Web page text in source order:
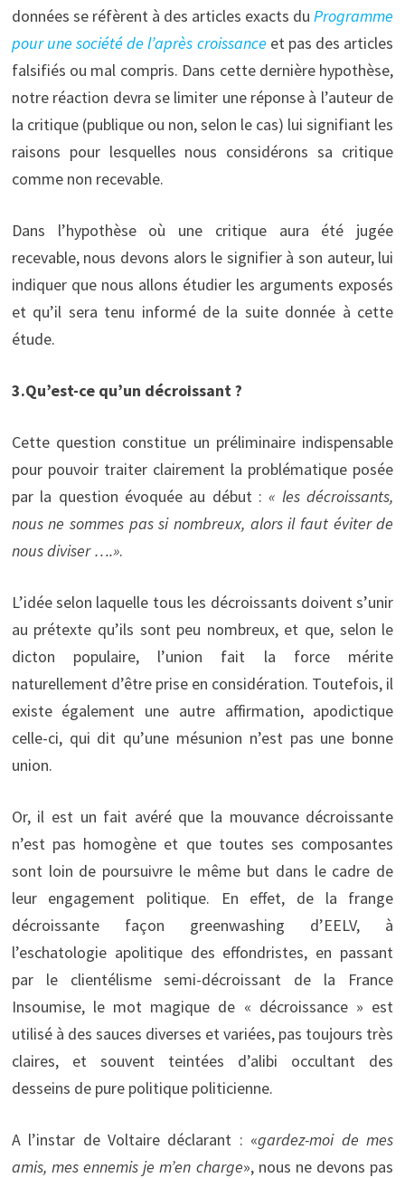
données se réfèrent à des articles exacts duProgramme
pour une société de l’après croissance et pas des articles
falsifiés ou mal compris. Dans cette dernière hypothèse,
notre réaction devra se limiter une réponse à l’auteur de
la critique (publique ou non, selon le cas) lui signifiant les
raisons pour lesquelles nous considérons sa critique
comme non recevable.
Dans l’hypothèse où une critique aura été jugée
recevable, nous devons alors le signifier à son auteur, lui
indiquer que nous allons étudier les arguments exposés
et qu’il sera tenu informé de la suite donnée à cette
étude.
3.Qu’est-ce qu’un décroissant ?
Cette question constitue un préliminaire indispensable
pour pouvoir traiter clairement la problématique posée
par la question évoquée au début :« les décroissants,
nous ne sommes pas si nombreux, alors il faut éviter de
nous diviser ….».
L’idée selon laquelle tous les décroissants doivent s’unir
au prétexte qu’ils sont peu nombreux, et que, selon le
dicton populaire, l’union fait la force mérite
naturellement d’être prise en considération. Toutefois, il
existe également une autre affirmation, apodictique
celle-ci, qui dit qu’une mésunion n’est pas une bonne
union.
Or, il est un fait avéré que la mouvance décroissante
n’est pas homogène et que toutes ses composantes
sont loin de poursuivre le même but dans le cadre de
leur engagement politique. En effet, de la frange
décroissante façon greenwashing d’EELV, à
l’eschatologie apolitique des effondristes, en passant
par le clientélisme semi-décroissant de la France
Insoumise, le mot magique de « décroissance » est
utilisé à des sauces diverses et variées, pas toujours très
claires, et souvent teintées d’alibi occultant des
desseins de pure politique politicienne.
A l’instar de Voltaire déclarant : «gardez-moi de mes
amis, mes ennemis je m’en charge», nous ne devons pas